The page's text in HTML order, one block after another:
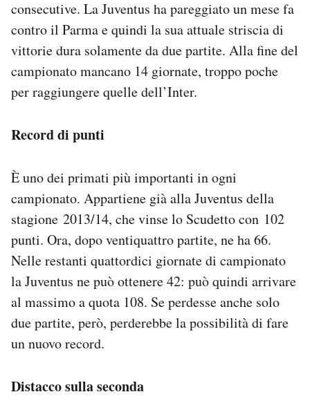
consecutive. La Juventus ha pareggiato un mese fa
contro il Parma e quindi la sua attuale striscia di
vittorie dura solamente da due partite. Alla fine del
campionato mancano 14 giornate, troppo poche
per raggiungere quelle dell’Inter.
Record di punti
È uno dei primati più importanti in ogni
campionato. Appartiene già alla Juventus della
stagione 2013/14, che vinse lo Scudetto con 102
punti. Ora, dopo ventiquattro partite, ne ha 66.
Nelle restanti quattordici giornate di campionato
la Juventus ne può ottenere 42: può quindi arrivare
al massimo a quota 108. Se perdesse anche solo
due partite, però, perderebbe la possibilità di fare
un nuovo record.
Distacco sulla seconda